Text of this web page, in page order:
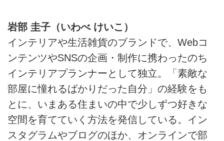
岩部 圭子（いわべ けいこ）
インテリアや生活雑貨のブランドで、Webコ
ンテンツやSNSの企画・制作に携わったのち
インテリアプランナーとして独立。「素敵な
部屋に憧れるばかりだった自分」の経験をも
とに、いまある住まいの中で少しずつ好きな
空間を育てていく方法を発信している。イン
スタグラムやブログのほか、オンラインで部